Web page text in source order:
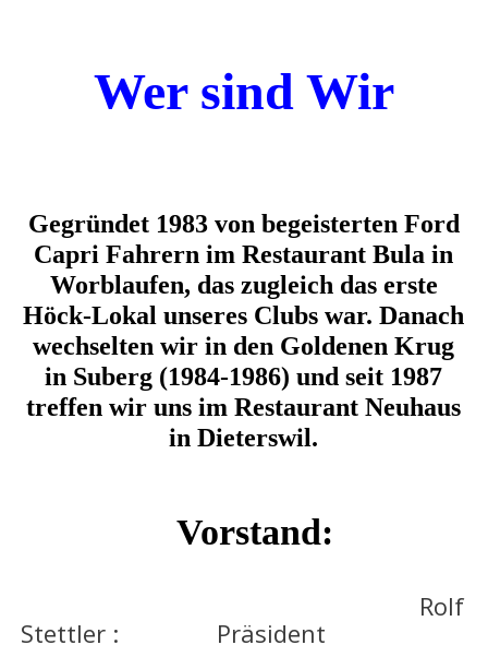
Wer sind Wir
Gegründet 1983 von begeisterten Ford
Capri Fahrern im Restaurant Bula in
Worblaufen, das zugleich das erste
Höck-Lokal unseres Clubs war. Danach
wechselten wir in den Goldenen Krug
in Suberg (1984-1986) und seit 1987
treffen wir uns im Restaurant Neuhaus
in Dieterswil.
Vorstand:
Rolf
Stettler : Präsident